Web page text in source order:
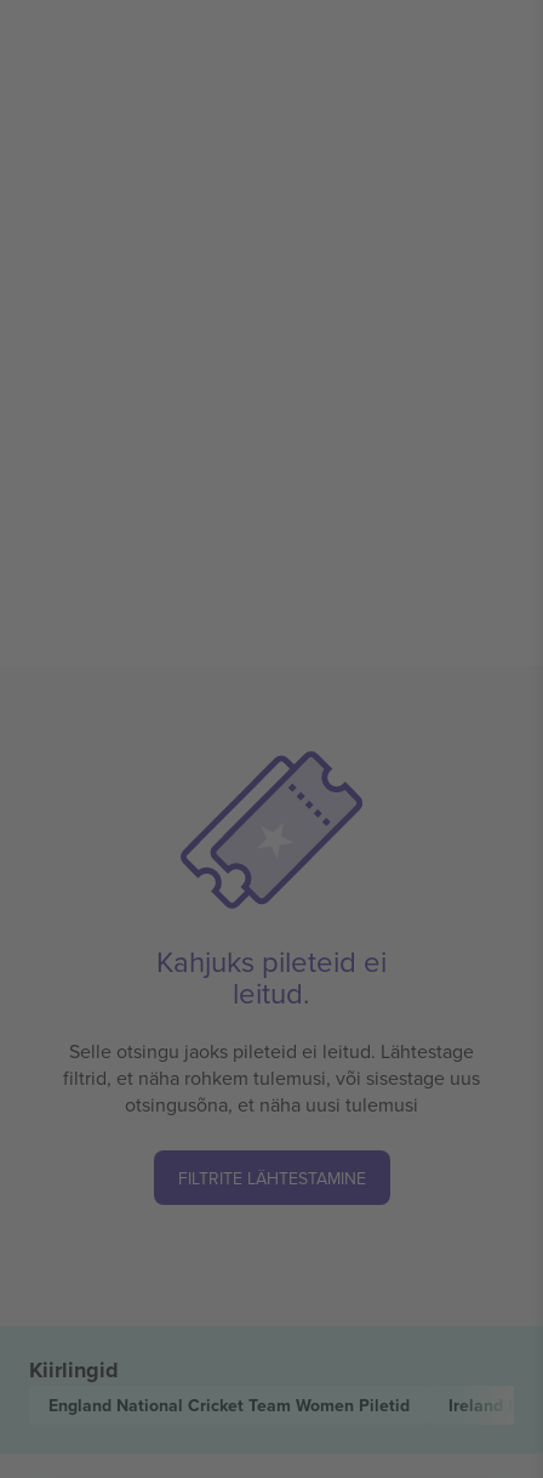
Kahjuks pileteid ei
leitud.
Selle otsingu jaoks pileteid ei leitud. Lähtestage
filtrid, et näha rohkem tulemusi, või sisestage uus
otsingusõna, et näha uusi tulemusi
FILTRITE LÄHTESTAMINE
Kiirlingid
England National Cricket Team Women Piletid Ireland